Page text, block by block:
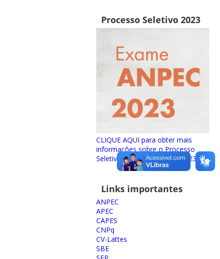
Processo Seletivo 2023
CLIQUE AQUI para obter mais
informações sobre o Processo
Seletivo para ingresso em 2023
Links importantes
ANPEC
APEC
CAPES
CNPq
CV-Lattes
SBE